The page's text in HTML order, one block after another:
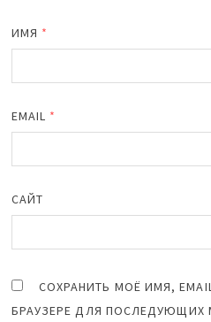
ИМЯ *
EMAIL *
САЙТ
СОХРАНИТЬ МОЁ ИМЯ,
БРАУЗЕРЕ ДЛЯ ПОСЛЕДУЮЩИХ